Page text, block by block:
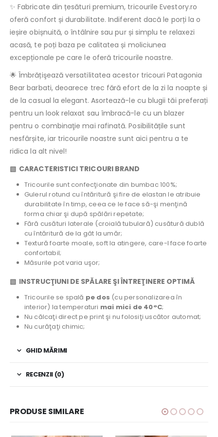
✨ Fabricate din țesături premium, tricourile Evestory.ro
oferă confort și durabilitate. Indiferent dacă le porți la o
ieșire obișnuită, o întâlnire sau pur și simplu te relaxezi
acasă, te poți baza pe calitatea și moliciunea
excepționale pe care le oferă tricourile noastre.
🌟 Îmbrățişează versatilitatea acestor tricouri Patagonia
Bear barbati, deoarece trec fără efort de la zi la noapte și
de la casual la elegant. Asortează-le cu blugii tăi preferați
pentru un look relaxat sau îmbracă-le cu un blazer
pentru o combinaţie mai rafinată. Posibilitățile sunt
nesfârșite, iar tricourile noastre sunt aici pentru a te
ridica la alt nivel!
▧ CARACTERISTICI TRICOURI BRAND
Tricourile sunt confecţionate din bumbac 100%;
Gulerul rotund cu întăritură şi fire de elastan le atribuie
durabilitate în timp, ceea ce le face să-şi menţină
forma chiar şi după spălări repetate;
Fără cusături laterale (croială tubulară) cusătură dublă
cu întăritură de la gât la umăr;
Textură foarte moale, soft la atingere, care-l face foarte
confortabil;
Măsurile pot varia uşor;
▧ INSTRUCŢIUNI DE SPĂLARE ŞI ÎNTREŢINERE OPTIMĂ
Tricourile se spală pe dos (cu personalizarea în
interior) la temperaturi mai mici de 40°C;
Nu călcaţi direct pe print şi nu folosiţi uscător automat;
Nu curăţaţi chimic;
GHID MĂRIMI
RECENZII (0)
PRODUSE SIMILARE